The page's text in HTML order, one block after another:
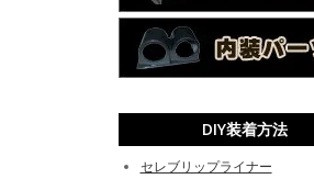
DIY装着方法
セレブリップライナー